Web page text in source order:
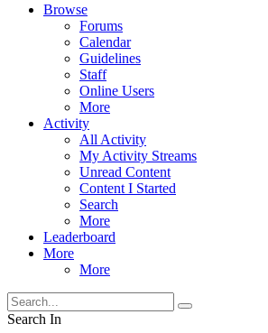
Browse
Forums
Calendar
Guidelines
Staff
Online Users
More
Activity
All Activity
My Activity Streams
Unread Content
Content I Started
Search
More
Leaderboard
More
More
Search In